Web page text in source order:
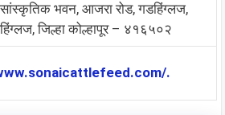
सांस्कृतिक भवन, आजरा रोड, गडहिंग्लज,
जिल्हा कोल्हापूर – ४१६५०२
.